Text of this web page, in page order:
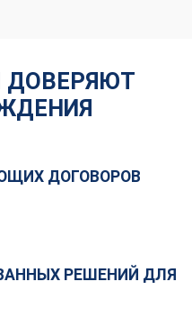
ДОВЕРЯЮТ
ДОГОВОРОВ
РЕШЕНИЙ ДЛЯ